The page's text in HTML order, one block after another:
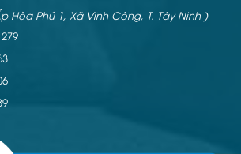
Hòa Phú 1, Xã Vĩnh Công, T. Tây Ninh )